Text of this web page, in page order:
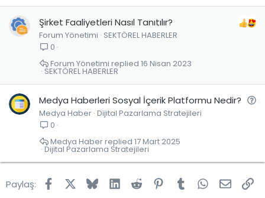
Şirket Faaliyetleri Nasıl Tanıtılır?
Forum Yönetimi SEKTÖREL HABERLER
0
SEKTÖREL HABERLER
16 Nisan 2023
Forum Yönetimi
S
Medya Haberleri Sosyal İçerik Platformu Nedir?
Medya Haber Dijital Pazarlama Stratejileri
0
Dijital Pazarlama Stratejileri
17 Mart 2025
Medya Haber
Paylaş: FacebookBlueskyLinkedInReddit Pinterest
Tumblr WhatsApp
E-